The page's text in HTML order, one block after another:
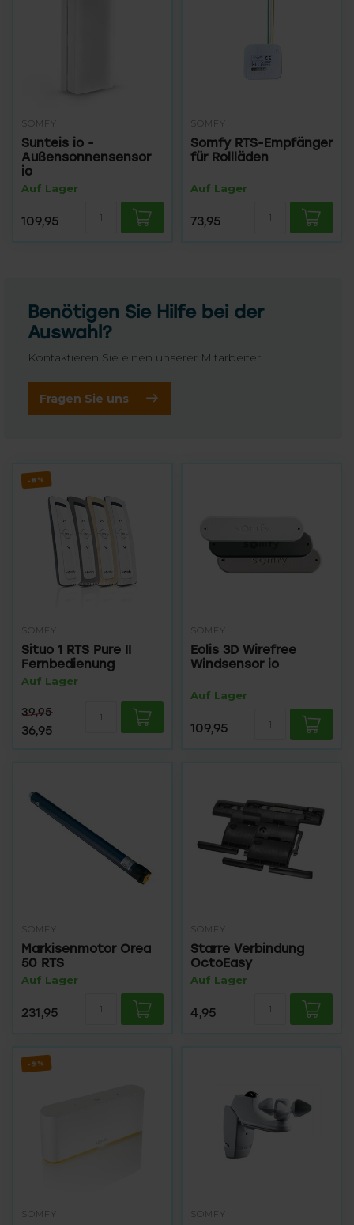
SOMFY
Sunteis io -
Außensonnensensor
io
Auf Lager
109,95
SOMFY
Somfy RTS-Empfänger
für Rollläden
Auf Lager
73,95
Benötigen Sie Hilfe bei der
Auswahl?
Kontaktieren Sie einen unserer Mitarbeiter
Fragen Sie uns
-8%
SOMFY
Situo 1 RTS Pure II
Fernbedienung
Auf Lager
39,95
36,95
SOMFY
Eolis 3D Wirefree
Windsensor io
Auf Lager
109,95
SOMFY
Markisenmotor Orea
50 RTS
Auf Lager
231,95
SOMFY
Starre Verbindung
OctoEasy
Auf Lager
4,95
-9%
SOMFY SOMFY